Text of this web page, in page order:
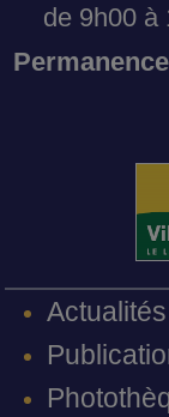
de 9h00 à
Actualités